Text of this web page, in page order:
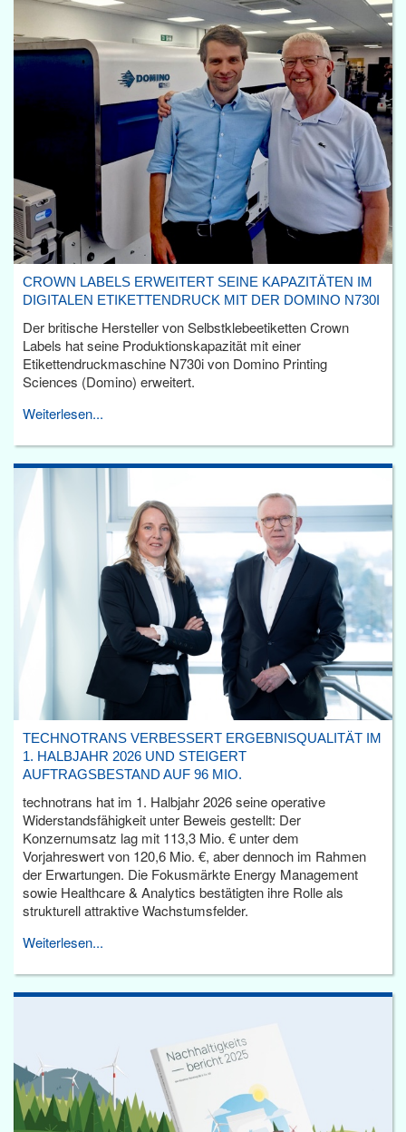
CROWN LABELS ERWEITERT SEINE KAPAZITÄTEN IM
DIGITALEN ETIKETTENDRUCK MIT DER DOMINO N730I
Der britische Hersteller von Selbstklebeetiketten Crown
Labels hat seine Produktionskapazität mit einer
Etikettendruckmaschine N730i von Domino Printing
Sciences (Domino) erweitert.
Weiterlesen...
TECHNOTRANS VERBESSERT ERGEBNISQUALITÄT IM
1. HALBJAHR 2026 UND STEIGERT
AUFTRAGSBESTAND AUF 96 MIO.
technotrans hat im 1. Halbjahr 2026 seine operative
Widerstandsfähigkeit unter Beweis gestellt: Der
Konzernumsatz lag mit 113,3 Mio. € unter dem
Vorjahreswert von 120,6 Mio. €, aber dennoch im Rahmen
der Erwartungen. Die Fokusmärkte Energy Management
sowie Healthcare & Analytics bestätigten ihre Rolle als
strukturell attraktive Wachstumsfelder.
Weiterlesen...